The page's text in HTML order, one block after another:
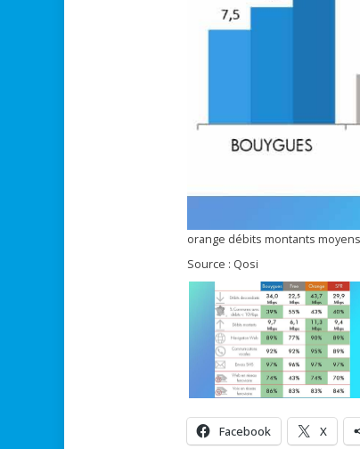
orange débits montants
Source : Qosi
Facebook X